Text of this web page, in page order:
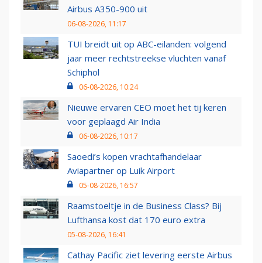
Airbus A350-900 uit
06-08-2026, 11:17
TUI breidt uit op ABC-eilanden: volgend
jaar meer rechtstreekse vluchten vanaf
Schiphol
06-08-2026, 10:24
Nieuwe ervaren CEO moet het tij keren
voor geplaagd Air India
06-08-2026, 10:17
Saoedi’s kopen vrachtafhandelaar
Aviapartner op Luik Airport
05-08-2026, 16:57
Raamstoeltje in de Business Class? Bij
Lufthansa kost dat 170 euro extra
05-08-2026, 16:41
Cathay Pacific ziet levering eerste Airbus